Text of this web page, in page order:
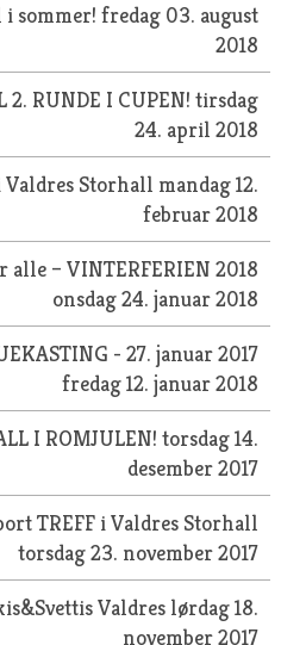
sommer! fredag 03. august
2018
RUNDE I CUPEN! tirsdag
24. april 2018
Storhall mandag 12.
februar 2018
– VINTERFERIEN 2018
onsdag 24. januar 2018
- 27. januar 2017
fredag 12. januar 2018
I ROMJULEN! torsdag 14.
desember 2017
TREFF i Valdres Storhall
torsdag 23. november 2017
Valdres lørdag 18.
november 2017